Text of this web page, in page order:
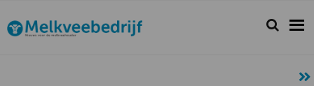
de
hoofdnavigatie
de
hoofd
de
eerste
de
voettekst
Melkveebedrijf.nl Zoeken...
Zoek